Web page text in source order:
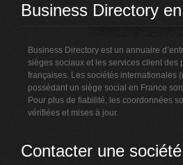
Business Directory
Business Directory est un annuaire
sièges sociaux et les services client des
françaises. Les sociétés internationales
possédant un siège social en France
Pour plus de fiabilité, les coordonnées
vérifiées et mises à jour.
Contacter une société